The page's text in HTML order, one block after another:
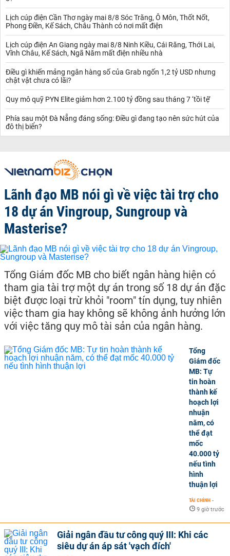
Lịch cúp điện Cần Thơ ngày mai 8/8 Sóc Trăng, Ô Môn, Thốt Nốt,
Phong Điền, Kế Sách, Châu Thành có nơi mất điện
Lịch cúp điện An Giang ngày mai 8/8 Ninh Kiều, Cái Răng, Thới Lai,
Vĩnh Châu, Kế Sách, Ngã Năm mất điện nhiều nhà
Điều gì khiến mảng ngân hàng số của Grab ngốn 1,2 tỷ USD nhưng
chật vật chưa có lãi?
Quy mô quỹ PYN Elite giảm hơn 2.100 tỷ đồng sau tháng 7 ‘tồi tệ’
Phía sau một Đà Nẵng đáng sống: Điều gì đang tạo nên sức hút của
đô thị biển?
Lãnh đạo MB nói gì về việc tài trợ cho
18 dự án Vingroup, Sungroup và
Masterise?
Tổng Giám đốc MB cho biết ngân hàng hiện có
tham gia tài trợ một dự án trong số 18 dự án đặc
biệt được loại trừ khỏi "room" tín dụng, tuy nhiên
việc tham gia hay không sẽ không ảnh hưởng lớn
với việc tăng quy mô tài sản của ngân hàng.
Tổng
Giám đốc
MB: Tự
tin hoàn
thành kế
hoạch lợi
nhuận
năm, có
thể đạt
mốc
40.000 tỷ
nếu tình
hình
thuận lợi
TÀI CHÍNH -
9 giờ trước
Giải ngân đầu tư công quý III: Khi các
siêu dự án áp sát 'vạch đích'